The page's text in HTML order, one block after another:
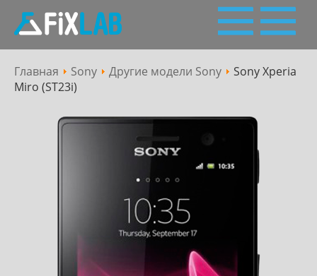
Сервісний
центр
Пн - Сб: 10:00 - 19:00
063 227 27 28,
Главная Sony Другие модели Sony
Sony Xperia
Miro (ST23i)